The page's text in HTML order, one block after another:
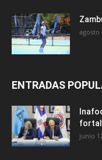
agosto
ENTRADAS
junio